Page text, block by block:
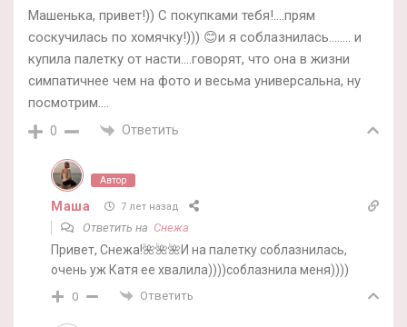
Машенька, привет!)) С покупками тебя!….прям
соскучилась по хомячку!))) 😊и я соблазнилась…….. и
купила палетку от насти….говорят, что она в жизни
симпатичнее чем на фото и весьма универсальна, ну
посмотрим….
0 Ответить
Автор
Маша 7 лет назад
Ответить на Снежа
Привет, Снежа!🌺🌺🌺И на палетку соблазнилась,
очень уж Катя ее хвалила))))соблазнила меня))))
0 Ответить